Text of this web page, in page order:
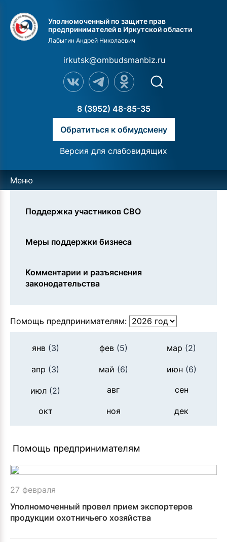
Уполномоченный по защите прав
предпринимателей в Иркутской области
Лабыгин Андрей Николаевич
irkutsk@ombudsmanbiz.ru
8 (3952) 48-85-35
Обратиться к обмудсмену
Версия для слабовидящих
Меню
Поддержка участников СВО
Меры поддержки бизнеса
Комментарии и разъяснения
законодательства
Помощь предпринимателям:
янв(3) фев(5) мар (2)
апр (3) май (6) июн (6)
июл (2) авг сен
окт ноя дек
Помощь предпринимателям
27 февраля
Уполномоченный провел прием экспортеров
продукции охотничьего хозяйства